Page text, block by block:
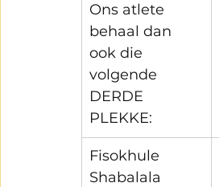
Ons atlete
behaal dan
ook die
volgende
DERDE
PLEKKE:
Fisokhule
Shabalala